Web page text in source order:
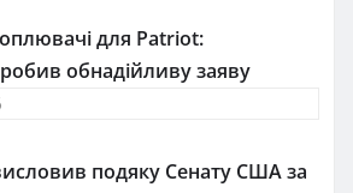
для Patriot:
обнадійливу заяву
подяку Сенату США за